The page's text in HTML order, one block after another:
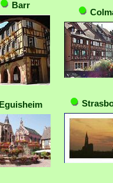
Barr
Eguisheim